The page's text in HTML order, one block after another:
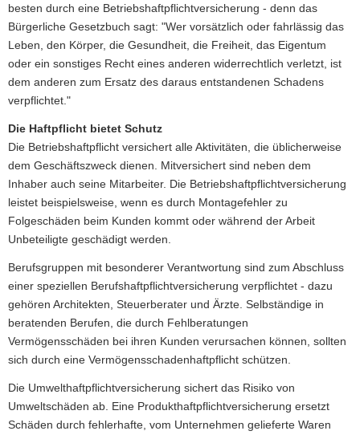
besten durch eine Betriebshaftpflichtversicherung - denn das
Bürgerliche Gesetzbuch sagt: "Wer vorsätzlich oder fahrlässig das
Leben, den Körper, die Gesundheit, die Freiheit, das Eigentum
oder ein sonstiges Recht eines anderen widerrechtlich verletzt, ist
dem anderen zum Ersatz des daraus entstandenen Schadens
verpflichtet."
Die Haft­pflicht bietet Schutz
Die Betriebshaftpflicht versichert alle Aktivitäten, die üblicherweise
dem Geschäftszweck dienen. Mitversichert sind neben dem
Inhaber auch seine Mitarbeiter. Die Betriebshaftpflichtversicherung
leistet beispielsweise, wenn es durch Montagefehler zu
Folgeschäden beim Kunden kommt oder während der Arbeit
Unbeteiligte geschädigt werden.
Berufsgruppen mit besonderer Verantwortung sind zum Abschluss
einer speziellen Berufshaftpflichtversicherung verpflichtet - dazu
gehören Architekten, Steuerberater und Ärzte. Selbständige in
beratenden Berufen, die durch Fehlberatungen
Vermögensschäden bei ihren Kunden verursachen können, sollten
sich durch eine Vermögensschadenhaftpflicht schützen.
Die Umwelthaftpflichtversicherung sichert das Risiko von
Umweltschäden ab. Eine Produkthaftpflichtversicherung ersetzt
Schäden durch fehlerhafte, vom Unternehmen gelieferte Waren